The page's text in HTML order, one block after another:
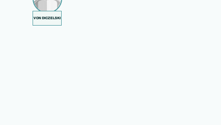
VON DICZELSKI